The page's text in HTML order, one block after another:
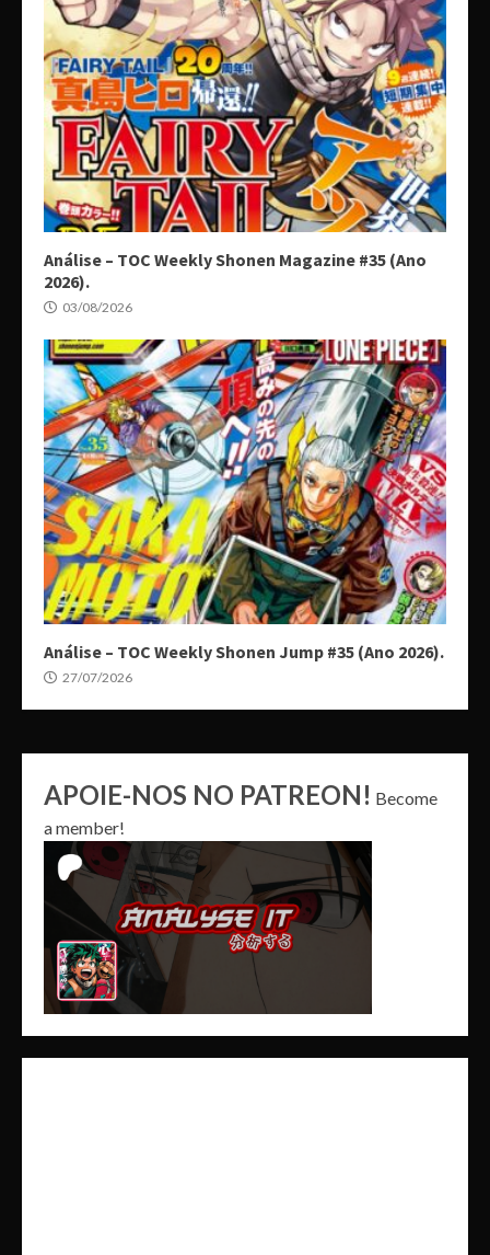
Análise – TOC Weekly Shonen Magazine #35 (Ano
2026).
03/08/2026
Análise – TOC Weekly Shonen Jump #35 (Ano 2026).
27/07/2026
APOIE-NOS NO PATREON! Become
a member!